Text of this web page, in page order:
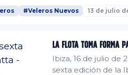
#Veleros Nuevos 13 de julio
La flota toma forma
Ibiza, 16 de julio de
sexta edición de la